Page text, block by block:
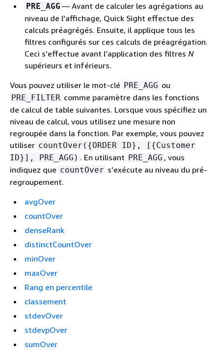
PRE_AGG — Avant de calculer les agrégations au
niveau de l'affichage, Quick Sight effectue des
calculs préagrégés. Ensuite, il applique tous les
filtres configurés sur ces calculs de préagrégation.
Ceci s’effectue avant l’application des filtres N
supérieurs et inférieurs.
Vous pouvez utiliser le mot-clé PRE_AGG ou
PRE_FILTER comme paramètre dans les fonctions
de calcul de table suivantes. Lorsque vous spécifiez un
niveau de calcul, vous utilisez une mesure non
regroupée dans la fonction. Par exemple, vous pouvez
utiliser countOver( {ORDER ID}, [ {Customer
ID}], PRE_AGG) . En utilisant PRE_AGG , vous
indiquez que countOver s’exécute au niveau du pré-
regroupement.
avgOver
countOver
denseRank
distinctCountOver
minOver
maxOver
Rang en percentile
classement
stdevOver
stdevpOver
sumOver